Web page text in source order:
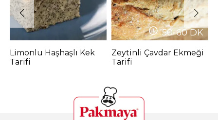
Limonlu Haşhaşlı Kek
Tarifi
50-60DK
Zeytinli Çavdar Ekmeği
Tarifi